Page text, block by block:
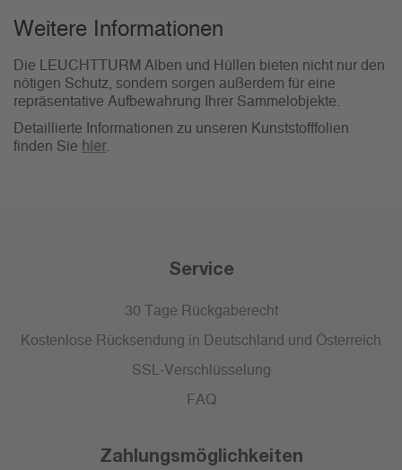
Weitere Informationen
Die LEUCHTTURM Alben und Hüllen bieten nicht nur den
nötigen Schutz, sondern sorgen außerdem für eine
repräsentative Aufbewahrung Ihrer Sammelobjekte.
Detaillierte Informationen zu unseren Kunststofffolien
finden Sie hier.
Service
30 Tage Rückgaberecht
Kostenlose Rücksendung in Deutschland und Österreich
SSL-Verschlüsselung
FAQ
Zahlungsmöglichkeiten